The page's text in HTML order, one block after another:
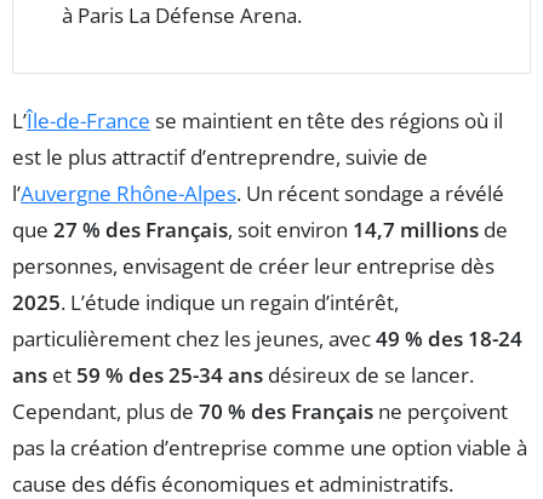
à Paris La Défense Arena.
L’Île-de-France se maintient en tête des régions où il
est le plus attractif d’entreprendre, suivie de
l’Auvergne Rhône-Alpes. Un récent sondage a révélé
que 27 % des Français, soit environ 14,7 millions de
personnes, envisagent de créer leur entreprise dès
2025. L’étude indique un regain d’intérêt,
particulièrement chez les jeunes, avec49 % des 18-24
ans et 59 % des 25-34 ans désireux de se lancer.
Cependant, plus de 70 % des Français ne perçoivent
pas la création d’entreprise comme une option viable à
cause des défis économiques et administratifs.